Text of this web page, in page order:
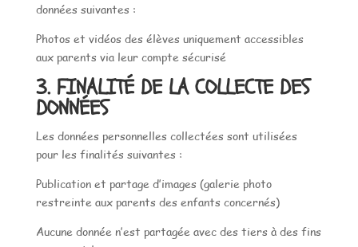
données suivantes :
Photos et vidéos des élèves uniquement accessibles
aux parents via leur compte sécurisé
3. FINALITÉ DE LA COLLECTE DES
DONNÉES
Les données personnelles collectées sont utilisées
pour les finalités suivantes :
Publication et partage d’images (galerie photo
restreinte aux parents des enfants concernés)
Aucune donnée n’est partagée avec des tiers à des fins